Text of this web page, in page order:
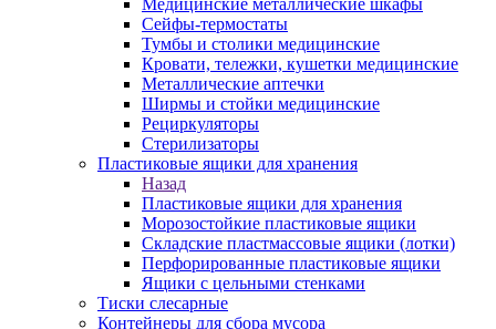
Медицинские металлические шкафы
Сейфы-термостаты
Тумбы и столики медицинские
Кровати, тележки, кушетки медицинские
Металлические аптечки
Ширмы и стойки медицинские
Рециркуляторы
Стерилизаторы
Пластиковые ящики для хранения
Назад
Пластиковые ящики для хранения
Морозостойкие пластиковые ящики
Складские пластмассовые ящики (лотки)
Перфорированные пластиковые ящики
Ящики с цельными стенками
Тиски слесарные
Контейнеры для сбора мусора